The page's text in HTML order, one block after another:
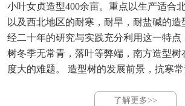
小叶女贞造型400余亩。重点以生产适合
以及西北地区的耐寒，耐旱，耐盐碱的
经二十年的研究与实践充分利用这一特点
树冬季无常青，落叶等弊端，南方造型树
度大的难题。 造型树的发展前景，抗寒
了解更多>>